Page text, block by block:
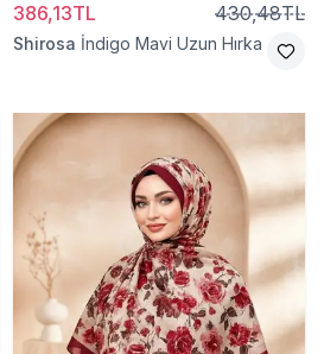
386,13TL 430,48TL
Shirosa İndigo Mavi Uzun Hırka